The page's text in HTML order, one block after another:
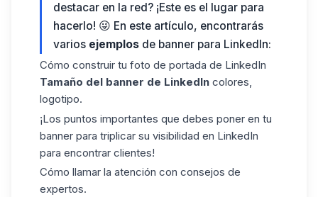
destacar en la red? ¡Este es el lugar para
hacerlo! 😜 En este artículo, encontrarás
varios ejemplos de banner para LinkedIn:
Cómo construir tu foto de portada de LinkedIn
Tamaño del banner de LinkedIn colores,
logotipo.
¡Los puntos importantes que debes poner en tu
banner para triplicar su visibilidad en LinkedIn
para encontrar clientes!
Cómo llamar la atención con consejos de
expertos.